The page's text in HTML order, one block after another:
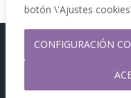
botón \'Ajustes
CONFIGURACIÓN